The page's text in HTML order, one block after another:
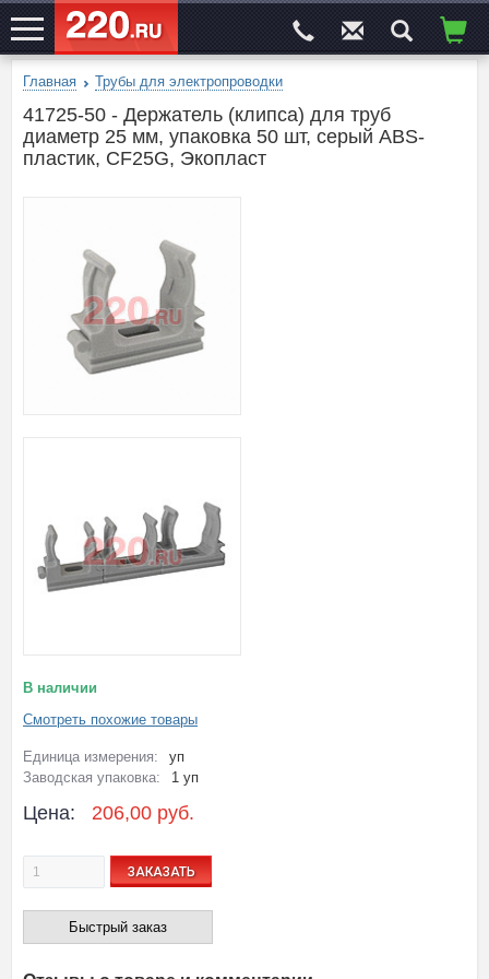
ЭЛЕКТРОСАЙТ№1
Главная Трубы для электропроводки
41725-50 - Держатель (клипса) для труб
диаметр 25 мм, упаковка 50 шт, серый ABS-
пластик, CF25G, Экопласт
В наличии
Смотреть похожие товары
Единица измерения:
уп
Заводская упаковка:
1 уп
Цена: 206,00 руб.
ЗАКАЗАТЬ
Быстрый заказ